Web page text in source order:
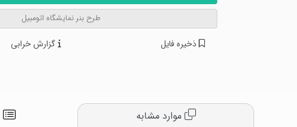
طرح بنر نمایشگاه اتومبیل
ذخیره فایل گزارش خرابی
موارد مشابه